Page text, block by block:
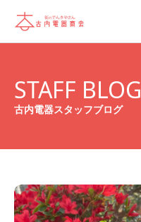
STAFF BLOG
古内電器スタッフブログ